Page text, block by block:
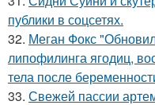
публики в соцсетях.
32. Меган Фокс
липофилинга ягодиц,
тела после
33. Свежей пассии